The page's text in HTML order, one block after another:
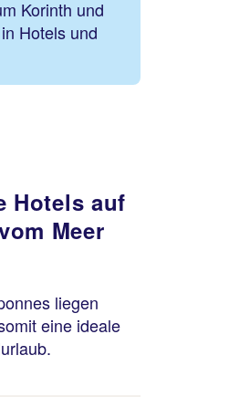
Korinth und
Hotels und
Hotels auf
Meer
liegen
eine ideale